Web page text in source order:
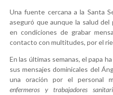
Una fuente cercana a la Santa
aseguró que aunque la salud del
en condiciones de grabar
contacto con multitudes, por el
En las últimas semanas, el papa
sus mensajes dominicales del
una oración por el personal
enfermeros y trabajadores